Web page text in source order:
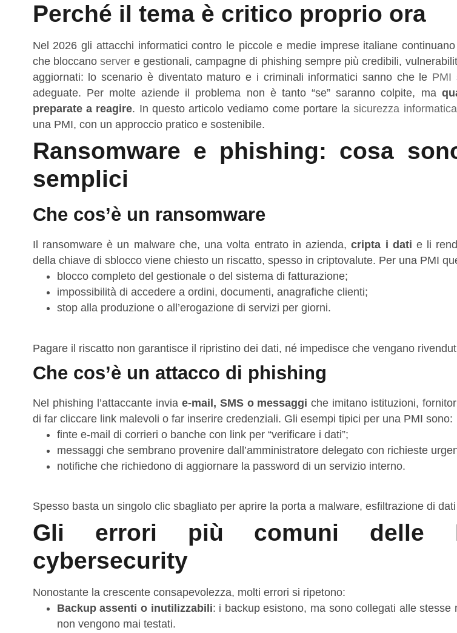
Perché il tema è critico proprio ora
Nel 2026 gli attacchi informatici contro le piccole e medie imprese italiane
che bloccanoserver e gestionali, campagne di phishing sempre più credibili,
aggiornati: lo scenario è diventato maturo e i criminali informatici sanno che le PMI
adeguate. Per molte aziende il problema non è tanto “se” saranno colpite, ma
preparate a reagire. In questo articolo vediamo come portare lasicurezza informatica
una PMI, con un approccio pratico e sostenibile.
Ransomware e phishing: cosa
semplici
Che cos’è un ransomware
Il ransomware è un malware che, una volta entrato in azienda,cripta i dati e li
della chiave di sblocco viene chiesto un riscatto, spesso in criptovalute. Per una PMI
blocco completo del gestionale o del sistema di fatturazione;
impossibilità di accedere a ordini, documenti, anagrafiche clienti;
stop alla produzione o all’erogazione di servizi per giorni.
Pagare il riscatto non garantisce il ripristino dei dati, né impedisce che vengano
Che cos’è un attacco di phishing
Nel phishing l’attaccante invia e‑mail, SMS o messaggi che imitano istituzioni,
di far cliccare link malevoli o far inserire credenziali. Gli esempi tipici per una PMI sono:
finte e‑mail di corrieri o banche con link per “verificare i dati”;
messaggi che sembrano provenire dall’amministratore delegato con richieste
notifiche che richiedono di aggiornare la password di un servizio interno.
Spesso basta un singolo clic sbagliato per aprire la porta a malware, esfiltrazione di
Gli errori più comuni delle
cybersecurity
Nonostante la crescente consapevolezza, molti errori si ripetono:
Backup assenti o inutilizzabili: i backup esistono, ma sono collegati alle stesse
non vengono mai testati.